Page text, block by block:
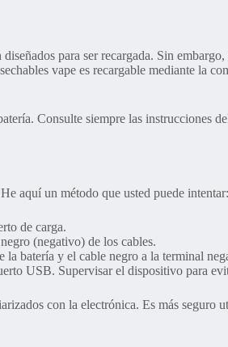
para ser recargada. Sin
vape es recargable mediante la
Consulte siempre las instrucciones
aquí un método que usted puede intentar:
de carga.
(negativo) de los cables.
batería y el cable negro a la terminal
USB. Supervisar el dispositivo para
con la electrónica. Es más seguro